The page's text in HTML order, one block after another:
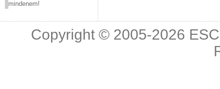
mindenem!
Copyright © 2005-2026